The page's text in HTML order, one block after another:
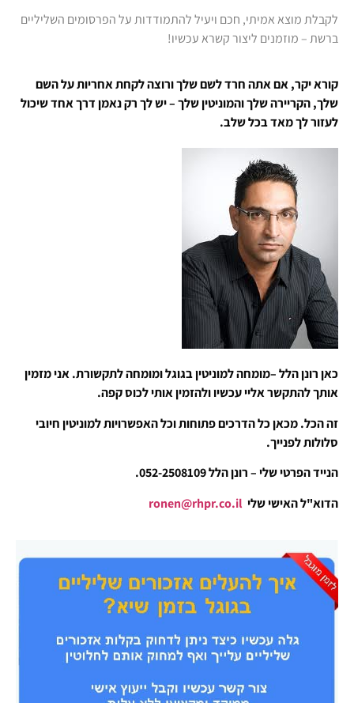
לקבלת מוצא אמיתי, חכם ויעיל להתמודדות על הפרסומים השליליים
ברשת – מוזמנים ליצור קשרא עכשיו!
קורא יקר, אם אתה חרד לשם שלך ורוצה לקחת אחריות על השם
שלך, הקריירה שלך והמוניטין שלך – יש לך רק נאמן דרך אחד שיכול
לעזור לך מאד בכל שלב.
כאן רונן הלל –מומחה למוניטין בגוגל ומומחה לתקשורת. אני מזמין
אותך להתקשר אליי עכשיו ולהזמין אותי לכוס קפה.
זה הכל. מכאן כל הדרכים פתוחות וכל האפשרויות למוניטין חיובי
סלולות לפנייך.
הנייד הפרטי שלי – רונן הלל 052-2508109.
הדוא"ל האישי שלי